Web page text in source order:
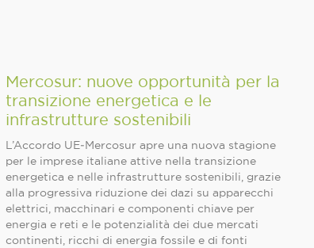
Mercosur: nuove opportunità per la
transizione energetica e le
infrastrutture sostenibili
L’Accordo UE‑Mercosur apre una nuova stagione
per le imprese italiane attive nella transizione
energetica e nelle infrastrutture sostenibili, grazie
alla progressiva riduzione dei dazi su apparecchi
elettrici, macchinari e componenti chiave per
energia e reti e le potenzialità dei due mercati
continenti, ricchi di energia fossile e di fonti